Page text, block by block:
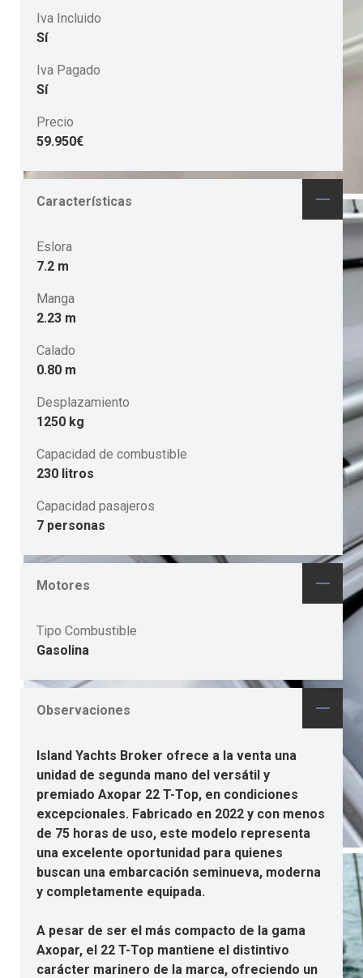
Iva Incluido
Sí
Iva Pagado
Sí
Precio
59.950€
Características
Eslora
7.2 m
Manga
2.23 m
Calado
0.80 m
Desplazamiento
1250 kg
Capacidad de combustible
230 litros
Capacidad pasajeros
7 personas
Motores
Tipo Combustible
Gasolina
Observaciones
Island Yachts Broker ofrece a la venta una
unidad de segunda mano del versátil y
premiado Axopar 22 T-Top, en condiciones
excepcionales. Fabricado en 2022 y con menos
de 75 horas de uso, este modelo representa
una excelente oportunidad para quienes
buscan una embarcación seminueva, moderna
y completamente equipada.
A pesar de ser el más compacto de la gama
Axopar, el 22 T-Top mantiene el distintivo
carácter marinero de la marca, ofreciendo un